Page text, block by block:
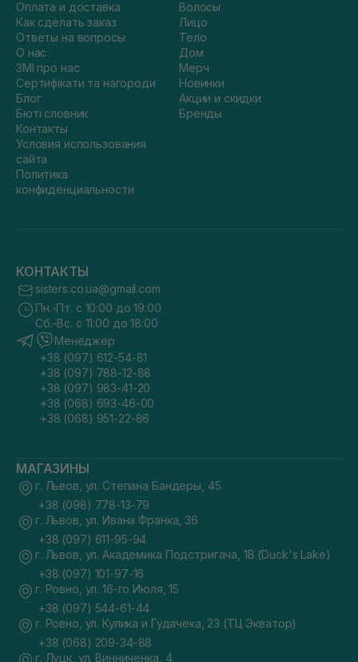
Оплата и доставка
Как сделать заказ
Ответы на вопросы
О нас
ЗМІ про нас
Сертифікати та нагороди
Блог
Бюті словник
Контакты
Условия использования
сайта
Политика
конфиденциальности
Волосы
Лицо
Тело
Дом
Мерч
Новинки
Акции и скидки
Бренды
КОНТАКТЫ
sisters.co.ua@gmail.com
Пн.-Пт. с 10:00 до 19:00
Сб.-Вс. с 11:00 до 18:00
Менеджер
+38 (097) 612-54-81
+38 (097) 788-12-88
+38 (097) 983-41-20
+38 (068) 693-46-00
+38 (068) 951-22-86
МАГАЗИНЫ
г. Львов, ул. Степана Бандеры, 45
+38 (098) 778-13-79
г. Львов, ул. Ивана Франка, 36
+38 (097) 611-95-94
г. Львов, ул. Академика Подстригача, 1В (Duck's Lake)
+38 (097) 101-97-16
г. Ровно, ул. 16-го Июля, 15
+38 (097) 544-61-44
г. Ровно, ул. Кулика и Гудачека, 23 (ТЦ Экватор)
+38 (068) 209-34-88
г. Луцк, ул. Винниченка, 4